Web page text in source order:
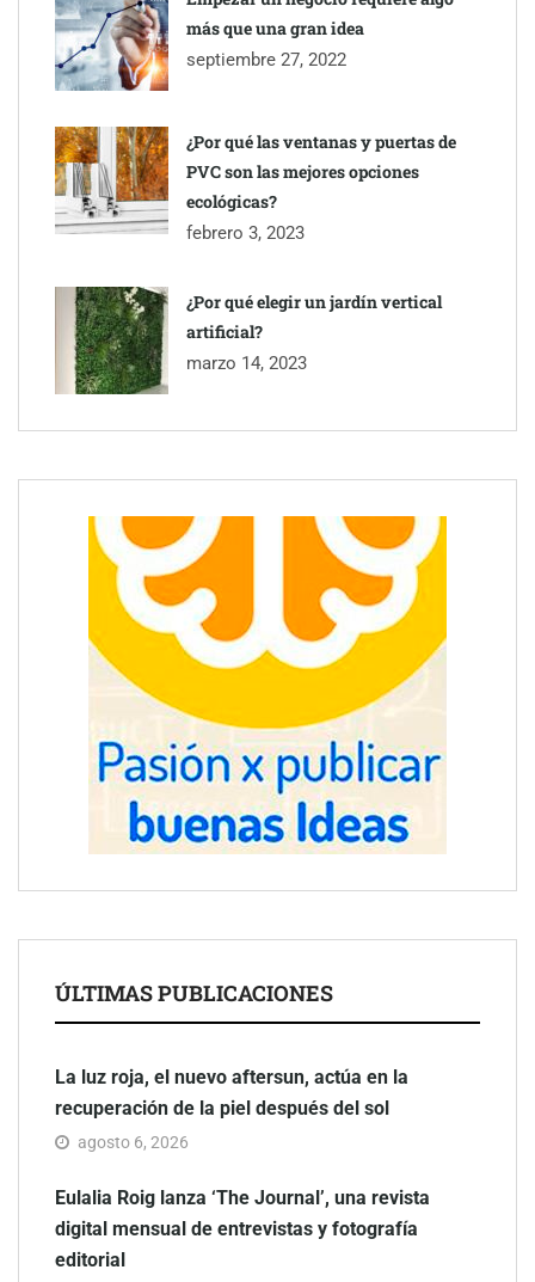
más que una gran idea
septiembre 27, 2022
¿Por qué las ventanas y puertas de
PVC son las mejores opciones
ecológicas?
febrero 3, 2023
¿Por qué elegir un jardín vertical
artificial?
marzo 14, 2023
ÚLTIMAS PUBLICACIONES
La luz roja, el nuevo aftersun, actúa en la
recuperación de la piel después del sol
agosto 6, 2026
Eulalia Roig lanza ‘The Journal’, una revista
digital mensual de entrevistas y fotografía
editorial